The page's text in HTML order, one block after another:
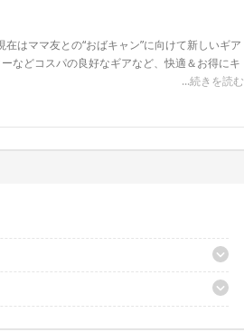
はママ友との“おばキャン”に向けて新しいギア
などコスパの良好なギアなど、快適＆お得にキ
...続きを読む